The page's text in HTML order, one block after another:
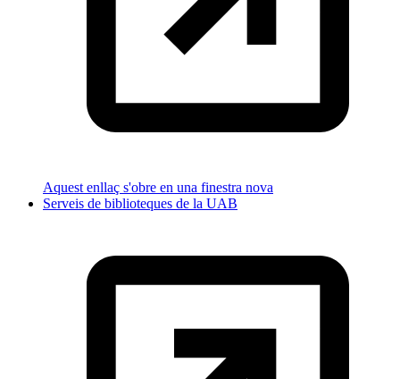
Aquest enllaç s'obre en una finestra nova
Serveis de biblioteques de la UAB